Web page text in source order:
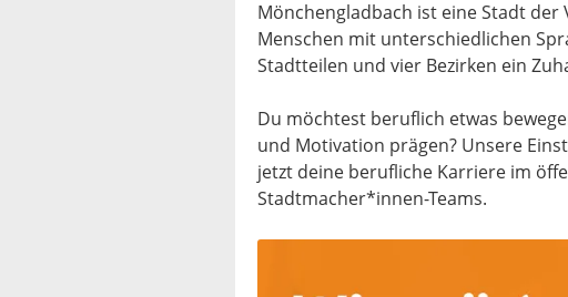
Mönchengladbach ist eine Stadt der
Menschen mit unterschiedlichen
Stadtteilen und vier Bezirken ein
Du möchtest beruflich etwas
und Motivation prägen? Unsere
jetzt deine berufliche Karriere im
Stadtmacher*innen-Teams.